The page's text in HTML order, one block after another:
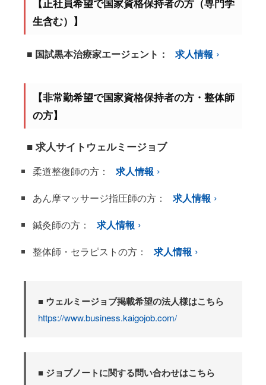
【正社員希望で国家資格保持者の方（専門学
生含む）】
■ 国試黒本治療家エージェント： 求人情報
【非常勤希望で国家資格保持者の方・整体師
の方】
■ 求人サイトウェルミージョブ
柔道整復師の方：
求人情報
あん摩マッサージ指圧師の方：
求人情報
鍼灸師の方：
求人情報
整体師・セラピストの方：
求人情報
■ ウェルミージョブ掲載希望の法人様はこちら
https://www.business.kaigojob.com/
■ ジョブノートに関する問い合わせはこちら